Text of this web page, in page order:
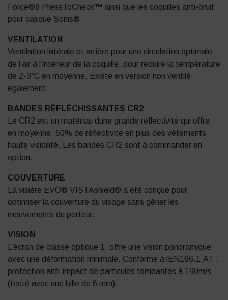
Force®8 PressToCheck™ ainsi que les coquilles anti-bruit
pour casque Sonis®.
VENTILATION
Ventilation latérale et arrière pour une circulation optimale
de l’air à l’intérieur de la coquille, pour réduire la température
de 2-3°C en moyenne. Existe en version non ventilé
également.
BANDES RÉFLÉCHISSANTES CR2
Le CR2 est un matériau dune grande réflectivité qui offre,
en moyenne, 60% de réflectivité en plus des vêtements
haute visibilité. Les bandes CR2 sont à commander en
option.
COUVERTURE
La visière EVO® VISTAshield® a été conçue pour
optimiser la couverture du visage sans gêner les
mouvements du porteur.
VISION
L’écran de classe optique 1, offre une vision panoramique
avec une déformation minimale. Conforme à lEN166.1.AT :
protection anti-impact de particules tombantes à 190m/s
(testé avec une bille de 6 mm).